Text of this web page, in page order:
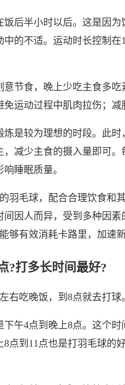
饭后半小时以后。这是因
的不适。运动时长控制
意节食，晚上少吃主食多
运动过程中肌肉拉伤；减
炼是较为理想的时段。此
减少主食的摄入量即可
睡眠质量。
羽毛球，配合合理饮食
因人而异，受到多种因
够有效消耗卡路里，加速
?打多长时间最好?
右吃晚饭，到8点就去打球
下午4点到晚上8点。这个
点到11点也是打羽毛球的